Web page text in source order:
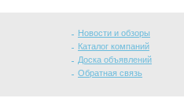
Новости и обзоры
Каталог компаний
Доска объявлений
Обратная связь